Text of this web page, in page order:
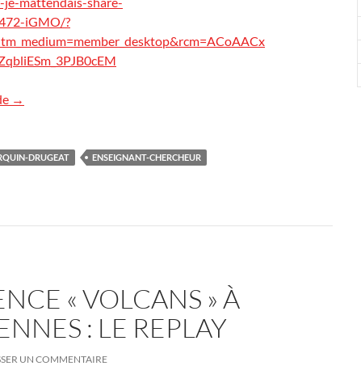
iGMO/?
Interview d’un enseignant-chercheur
→
DRUGEAT
ENSEIGNANT-CHERCHEUR
« VOLCANS » À
: LE REPLAY
UN COMMENTAIRE